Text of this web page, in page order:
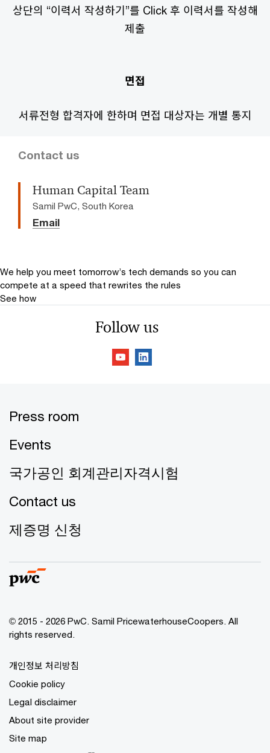
상단의 “이력서 작성하기”를 Click 후 이력서를 작성해
제출
면접
서류전형 합격자에 한하며 면접 대상자는 개별 통지
Contact us
Human Capital Team
Samil PwC, South Korea
Email
We help you meet tomorrow’s tech demands so you can
compete at a speed that rewrites the rules
See how
Follow us
Press room
Events
국가공인 회계관리자격시험
Contact us
제증명 신청
© 2015 - 2026 PwC. Samil PricewaterhouseCoopers. All
rights reserved.
개인정보 처리방침
Cookie policy
Legal disclaimer
About site provider
Site map